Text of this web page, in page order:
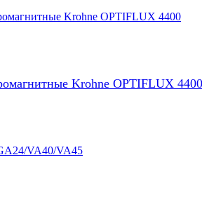
Krohne OPTIFLUX 4400